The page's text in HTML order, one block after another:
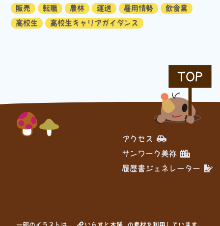
販売
転職 農林 運送 雇用情勢
飲食業
高校生
高校生キャリアガイダンス
TOP
アクセス
サンワーク美祢
履歴書ジェネレーター
一部のイラストは、 いらすと本舗 の素材を利用しています。